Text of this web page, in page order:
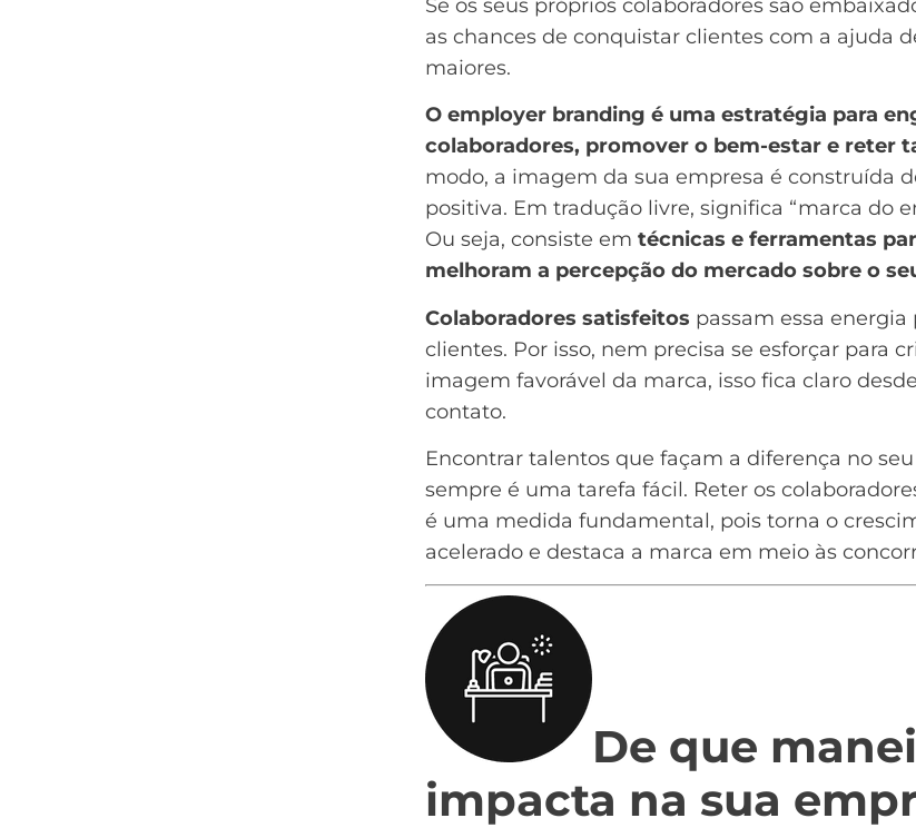
Se os seus próprios colaboradores são
as chances de conquistar clientes com a ajuda
maiores.
O employer branding é uma estratégia para
colaboradores, promover o bem-estar e reter
modo, a imagem da sua empresa é construída
positiva. Em tradução livre, significa “marca do
Ou seja, consiste em técnicas e ferramentas
melhoram a percepção do mercado sobre o
Colaboradores satisfeitos passam essa energia
clientes. Por isso, nem precisa se esforçar para
imagem favorável da marca, isso fica claro
contato.
Encontrar talentos que façam a diferença no
sempre é uma tarefa fácil. Reter os
é uma medida fundamental, pois torna o
acelerado e destaca a marca em meio às
De que
impacta na sua